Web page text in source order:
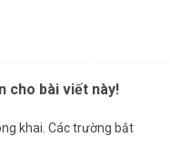
cho bài viết này!
khai. Các trường bắt